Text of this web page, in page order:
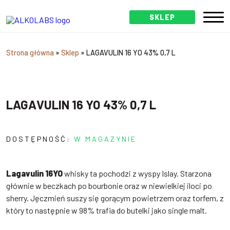
SKLEP
Strona główna » Sklep » LAGAVULIN 16 YO 43% 0,7 L
LAGAVULIN 16 YO 43% 0,7 L
DOSTĘPNOŚĆ: W MAGAZYNIE
Lagavulin 16YOwhisky ta pochodzi z wyspy Islay. Starzona
głównie w beczkach po bourbonie oraz w niewielkiej iloci po
sherry. Jęczmień suszy się gorącym powietrzem oraz torfem, z
który to następnie w 98% trafia do butelki jako single malt.